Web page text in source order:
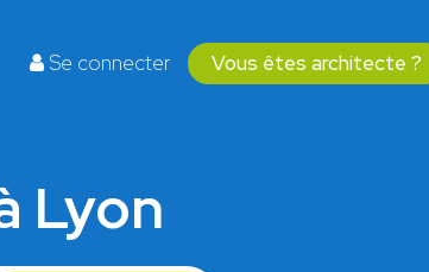
Se connecter Vous êtes architecte ?
Lyon